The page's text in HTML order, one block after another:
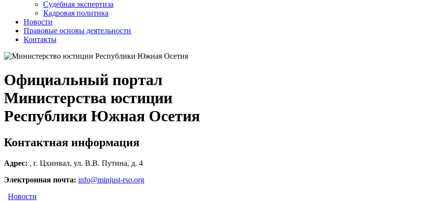
Судебная экспертиза
Кадровая политика
Новости
Правовые основы деятельности
Контакты
Официальный портал
Министерства юстиции
Республики Южная Осетия
Контактная информация
Адрес: , г. Цхинвал, ул. В.В. Путина, д. 4
Электронная почта: info@minjust-rso.org
Новости